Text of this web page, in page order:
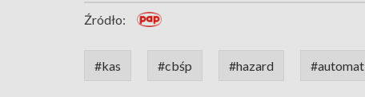
Źródło:
#kas #cbśp #hazard #automat